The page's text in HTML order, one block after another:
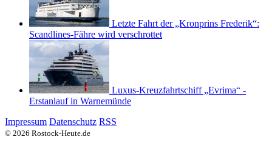
Letzte Fahrt der „Kronprins Frederik“:
Scandlines-Fähre wird verschrottet
Luxus-Kreuzfahrtschiff „Evrima“ -
Erstanlauf in Warnemünde
Impressum Datenschutz RSS
© 2026 Rostock-Heute.de